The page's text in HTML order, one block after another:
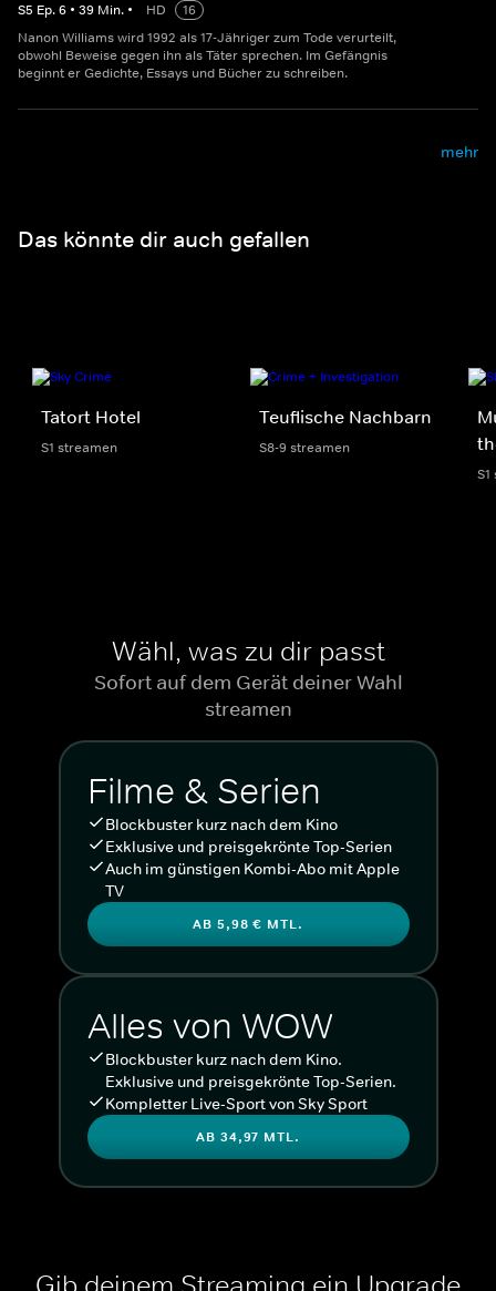
S5 Ep.6 • 39 Min. • HD
16
Nanon Williams wird 1992 als 17-Jähriger zum Tode verurteilt,
obwohl Beweise gegen ihn als Täter sprechen. Im Gefängnis
beginnt er Gedichte, Essays und Bücher zu schreiben.
mehr
Das könnte dir auch gefallen
Tatort Hotel
S1 streamen
Teuflische Nachbarn
S8-9 streamen
Wähl, was zu dir passt
Sofort auf dem Gerät deiner Wahl
streamen
Filme & Serien
Blockbuster kurz nach dem Kino
Exklusive und preisgekrönte Top-Serien
Auch im günstigen Kombi-Abo mit Apple
TV
AB 5,98 € MTL.
Alles von WOW
Blockbuster kurz nach dem Kino.
Exklusive und preisgekrönte Top-Serien.
Kompletter Live-Sport von Sky Sport
AB 34,97 MTL.
Gib deinem Streaming ein Upgrade